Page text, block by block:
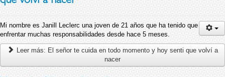
Mi nombre es Janill Leclerc una joven de 21 años que ha tenido que
enfrentar muchas responsabilidades desde hace 5 meses.
Leer más: El señor te cuida en todo momento y hoy senti que volví a
nacer